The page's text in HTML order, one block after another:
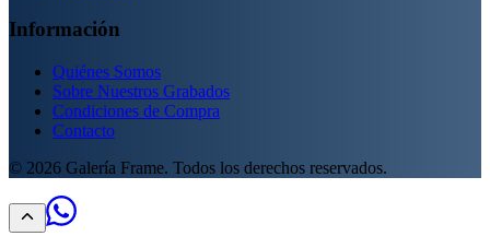
Información
Quiénes Somos
Sobre Nuestros Grabados
Condiciones de Compra
Contacto
© 2026 Galería Frame. Todos los derechos reservados.